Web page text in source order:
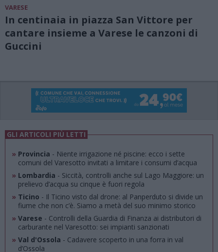
VARESE
In centinaia in piazza San Vittore per
cantare insieme a Varese le canzoni di
Guccini
GLI ARTICOLI PIÙ LETTI
» Provincia - Niente irrigazione né piscine: ecco i sette
comuni del Varesotto invitati a limitare i consumi d’acqua
» Lombardia - Siccità, controlli anche sul Lago Maggiore: un
prelievo d’acqua su cinque è fuori regola
» Ticino - Il Ticino visto dal drone: al Panperduto si divide un
fiume che non c’è. Siamo a metà del suo minimo storico
» Varese - Controlli della Guardia di Finanza ai distributori di
carburante nel Varesotto: sei impianti sanzionati
» Val d'Ossola - Cadavere scoperto in una forra in val
d’Ossola